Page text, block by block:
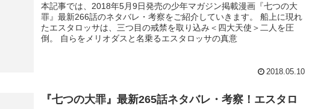
本記事では、2018年5月9日発売の少年マガジン掲載漫画『七つの大
罪』最新266話のネタバレ・考察をご紹介していきます。 船上に現れ
たエスタロッサは、三つ目の戒禁を取り込み＜四大天使＞二人を圧
倒。 自らをメリオダスと名乗るエスタロッサの真意
2018.05.10
『七つの大罪』最新265話ネタバレ・考察！エスタロ